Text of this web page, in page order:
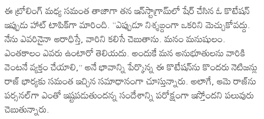
ఈ ట్రోలింగ్ మధ్య సమంత తాజాగా తన ఇన్‌స్టాగ్రామ్‌లో షేర్ చేసిన ఓ కొటేషన్
ఇప్పుడు హాట్ టాపిక్‌గా మారింది. “ఎప్పుడూ నిశ్శబ్దంగా ఒకరిని మెచ్చుకోవద్దు.
నేను ఎవరినైనా ఆరాధిస్తే, వారిని కలిసే చెబుతాను. మనం మనుషులం.
ఎంతకాలం ఎవరు ఉంటారో తెలియదు. అందుకే మన అనుభూతులను వారికి
వెంటనే వ్యక్తం చేయాలి,” అనే భావాన్ని పేర్కొన్న ఈ కొటేషన్‌ను కొందరు నెటిజన్లు
రాజ్ భార్యకు సమంత ఇచ్చిన సమాధానంగా చూస్తున్నారు. అలాగే, ఆమె రాజ్‌ను
పర్సనల్‌గా ఎంతో ఇష్టపడుతుందన్న సందేశాన్ని పరోక్షంగా ఇస్తోందని పలువురు
చెబుతున్నారు.